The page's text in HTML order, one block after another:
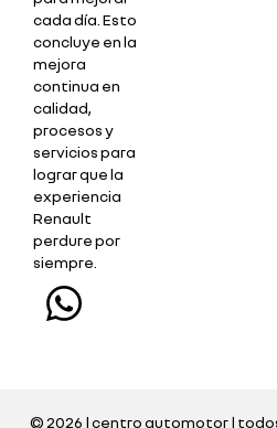
cada día. Esto
concluye en la
mejora
continua en
calidad,
procesos y
servicios para
lograr que la
experiencia
Renault
perdure por
siempre.
© 2026 | centro automotor |